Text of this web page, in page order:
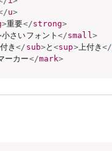
u>
>重要</strong>
小さいフォント </small >
き</ sub>と<sup>上付き </
ーカー</mark>